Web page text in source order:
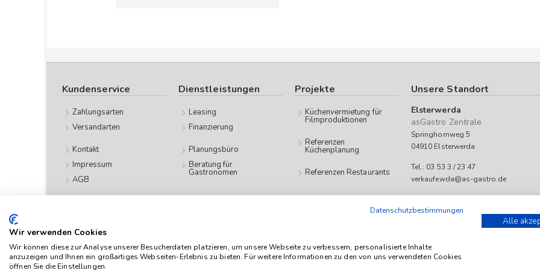
Kundenservice
Zahlungsarten
Versandarten
Kontakt
Impressum
AGB
Dienstleistungen
Leasing
Finanzierung
Planungsbüro
Beratung für
Gastronomen
Projekte
Küchenvermietung für
Filmproduktionen
Referenzen
Küchenplanung
Referenzen Restaurants
Unsere Standort
Elsterwerda
asGastro Zentrale
Springhornweg 5
04910 Elsterwerda
Tel.: 03 53 3 / 23 47
verkaufewda@as-gastro.de
Mo-Fr 09:00 bis 17:00 Uhr
Das Angebot von as-Gastro richtet sich ausschließlich an Unternehmen (iSd. § 14 Abs. 1
verstehen sich netto zzgl. geltender gesetzl. USt.
Datenschutzbestimmungen
Wir verwenden Cookies
Wir können diese zur Analyse unserer Besucherdaten platzieren, um unsere Webseite zu verbessern, personalisierte Inhalte
anzuzeigen und Ihnen ein großartiges Webseiten-Erlebnis zu bieten. Für weitere Informationen zu den von uns verwendeten Cookies
öffnen Sie die Einstellungen.
Alle